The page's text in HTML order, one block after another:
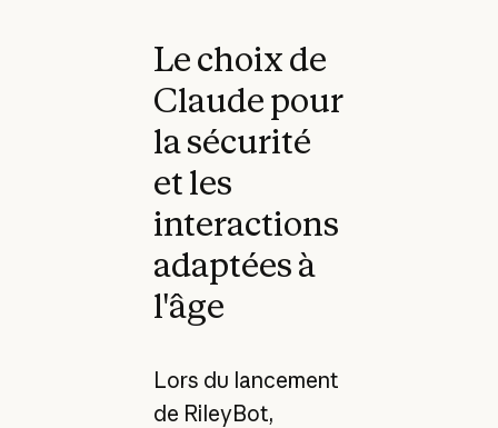
Le choix de
Claude pour
la sécurité
et les
interactions
adaptées à
l'âge
Lors du lancement
de RileyBot,